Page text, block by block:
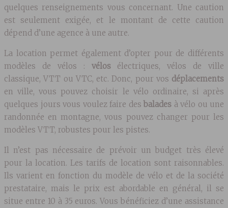
quelques renseignements vous concernant. Une caution
est seulement exigée, et le montant de cette caution
dépend d’une agence à une autre.
La location permet également d’opter pour de différents
modèles de vélos : vélosélectriques, vélos de ville
classique, VTT ou VTC, etc. Donc, pour vos déplacements
en ville, vous pouvez choisir le vélo ordinaire, si après
quelques jours vous voulez faire desbalades à vélo ou une
randonnée en montagne, vous pouvez changer pour les
modèles VTT, robustes pour les pistes.
Il n’est pas nécessaire de prévoir un budget très élevé
pour la location. Les tarifs de location sont raisonnables.
Ils varient en fonction du modèle de vélo et de la société
prestataire, mais le prix est abordable en général, il se
situe entre 10 à 35 euros. Vous bénéficiez d’une assistance